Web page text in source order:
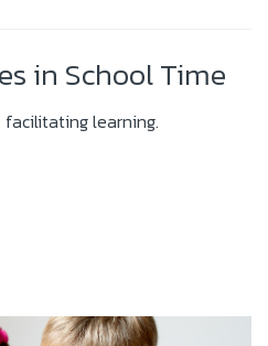
in School Time
learning.